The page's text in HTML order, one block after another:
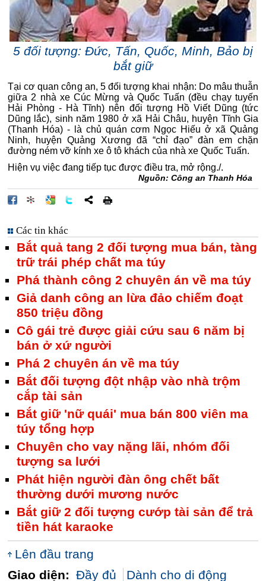
5 đối tượng: Đức, Tấn, Quốc, Minh, Bảo bị
bắt giữ
Tại cơ quan công an, 5 đối tượng khai nhận: Do mâu thuẫn
giữa 2 nhà xe Cúc Mừng và Quốc Tuấn (đều chạy tuyến
Hải Phòng - Hà Tĩnh) nên đối tượng Hồ Viết Dũng (tức
Dũng lắc), sinh năm 1980 ở xã Hải Châu, huyện Tĩnh Gia
(Thanh Hóa) - là chủ quán cơm Ngọc Hiếu ở xã Quảng
Ninh, huyện Quảng Xương đã “chỉ đạo” đàn em chặn
đường ném vỡ kính xe ô tô khách của nhà xe Quốc Tuấn.
Hiện vụ việc đang tiếp tục được điều tra, mở rộng./.
Nguồn: Công an Thanh Hóa
Các tin khác
Bắt quả tang 2 đối tượng mua bán, tàng
trữ trái phép chất ma túy
Phá thành công 2 chuyên án về ma túy
Giả danh công an lừa đảo chiếm đoạt
850 triệu đồng
Cô gái trẻ được giải cứu sau 6 năm bị
bán ở xứ người
Phá 2 chuyên án về ma túy
Bắt đối tượng đột nhập vào nhà trộm
cắp tài sản
Bắt giữ 'nữ quái' mua bán 800 viên ma
túy tổng hợp
Chuyên cho vay nặng lãi, nhóm đối
tượng sa lưới
Phát hiện người đàn ông chết bất
thường dưới mương nước
Bắt giữ 2 đối tượng cướp tài sản để trả
tiền hát karaoke
Lên đầu trang
Giao diện: Đầy đủ Dành cho di động